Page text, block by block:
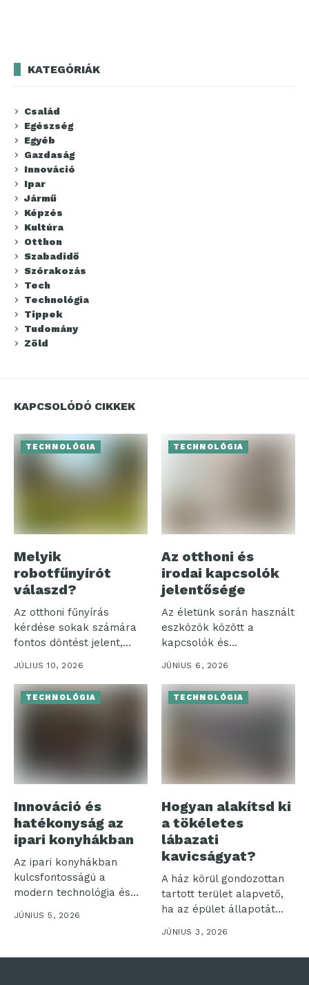
KATEGÓRIÁK
Család
Egészség
Egyéb
Gazdaság
Innováció
Ipar
Jármű
Képzés
Kultúra
Otthon
Szabadidő
Szórakozás
Tech
Technológia
Tippek
Tudomány
Zöld
KAPCSOLÓDÓ CIKKEK
TECHNOLÓGIA
Melyik
robotfűnyírót
válaszd?
Az otthoni fűnyírás
kérdése sokak számára
fontos döntést jelent,
különösen, amikor a...
JÚLIUS 10, 2026
TECHNOLÓGIA
Az otthoni és
irodai kapcsolók
jelentősége
Az életünk során használt
eszközök között a
kapcsolók és
szerelvények különösen
jelentős...
JÚNIUS 6, 2026
TECHNOLÓGIA
Innováció és
hatékonyság az
ipari konyhákban
Az ipari konyhákban
kulcsfontosságú a
modern technológia és
hatékonyság
összehangolása. Ezek a...
JÚNIUS 5, 2026
TECHNOLÓGIA
Hogyan alakítsd ki
a tökéletes
lábazati
kavicságyat?
A ház körül gondozottan
tartott terület alapvető,
ha az épület állapotát
hosszú...
JÚNIUS 3, 2026